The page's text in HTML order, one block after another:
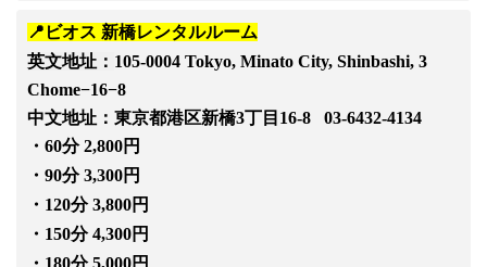
📍ビオス 新橋レンタルルーム
英文地址： 105-0004 Tokyo, Minato City, Shinbashi, 3
Chome−16−8
中文地址： 東京都港区新橋3丁目16-8 03-6432-4134
・60分 2,800円
・90分 3,300円
・120分 3,800円
・150分 4,300円
・180分 5,000円